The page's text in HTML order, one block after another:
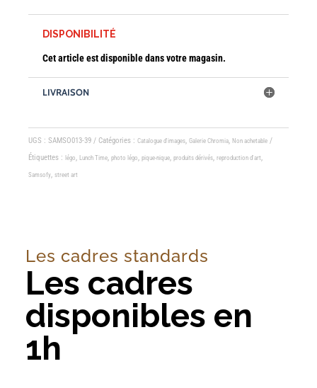
DISPONIBILITÉ
Cet article est disponible dans votre magasin.
LIVRAISON
UGS :SAMSO013-39 Catégories :Catalogue d'images,Galerie Chromia,Non achetable
Étiquettes :légo,Lunch Time,photo légo,pique-nique,produits dérivés,reproduction d'art,
Samsofy,street art
Les cadres standards
Les cadres
disponibles en
1h